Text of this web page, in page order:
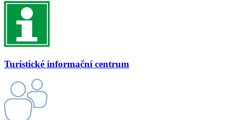
Turistické informační centrum